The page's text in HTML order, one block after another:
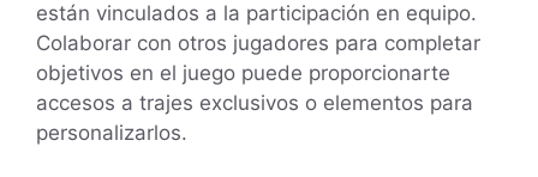
están vinculados a la participación en equipo.
Colaborar con otros jugadores para completar
objetivos en el juego puede proporcionarte
accesos a trajes exclusivos o elementos para
personalizarlos.